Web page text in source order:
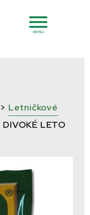
> Letničkové
DIVOKÉ LETO